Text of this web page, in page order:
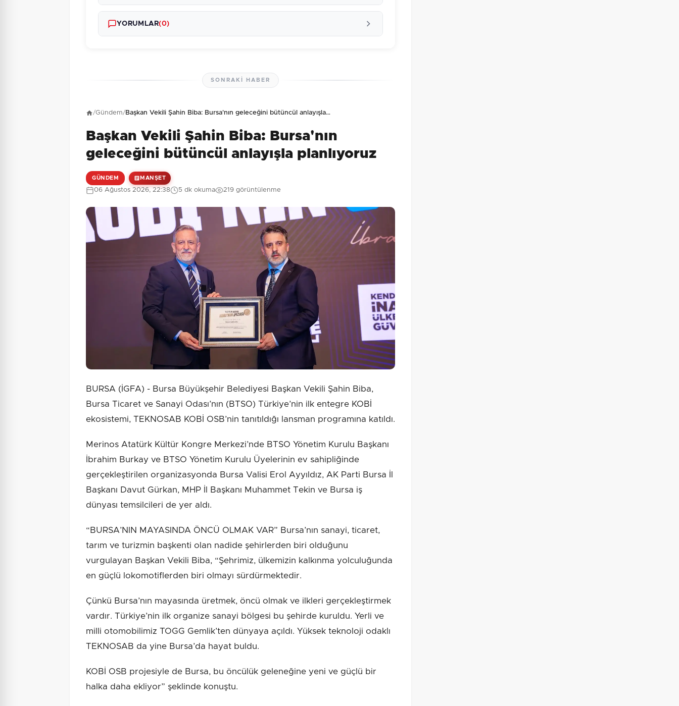
Güvenlik Sorusu: 5 + 9 = ? Gönder
YORUMLAR(0)
SONRAKI HABER
/Gündem/Başkan Vekili Şahin Biba: Bursa'nın geleceğini bütüncül anlayışla…
Başkan Vekili Şahin Biba: Bursa'nın
geleceğini bütüncül anlayışla planlıyoruz
GÜNDEM MANŞET
06 Ağustos 2026, 22:38 5 dk okuma 219 görüntülenme
BURSA (İGFA) - Bursa Büyükşehir Belediyesi Başkan Vekili Şahin Biba,
Bursa Ticaret ve Sanayi Odası’nın (BTSO) Türkiye’nin ilk entegre KOBİ
ekosistemi, TEKNOSAB KOBİ OSB’nin tanıtıldığı lansman programına katıldı.
Merinos Atatürk Kültür Kongre Merkezi’nde BTSO Yönetim Kurulu Başkanı
İbrahim Burkay ve BTSO Yönetim Kurulu Üyelerinin ev sahipliğinde
gerçekleştirilen organizasyonda Bursa Valisi Erol Ayyıldız, AK Parti Bursa İl
Başkanı Davut Gürkan, MHP İl Başkanı Muhammet Tekin ve Bursa iş
dünyası temsilcileri de yer aldı.
“BURSA’NIN MAYASINDA ÖNCÜ OLMAK VAR” Bursa’nın sanayi, ticaret,
tarım ve turizmin başkenti olan nadide şehirlerden biri olduğunu
vurgulayan Başkan Vekili Biba, “Şehrimiz, ülkemizin kalkınma yolculuğunda
en güçlü lokomotiflerden biri olmayı sürdürmektedir.
Çünkü Bursa’nın mayasında üretmek, öncü olmak ve ilkleri gerçekleştirmek
vardır. Türkiye’nin ilk organize sanayi bölgesi bu şehirde kuruldu. Yerli ve
milli otomobilimiz TOGG Gemlik’ten dünyaya açıldı. Yüksek teknoloji odaklı
TEKNOSAB da yine Bursa’da hayat buldu.
KOBİ OSB projesiyle de Bursa, bu öncülük geleneğine yeni ve güçlü bir
halka daha ekliyor” şeklinde konuştu.